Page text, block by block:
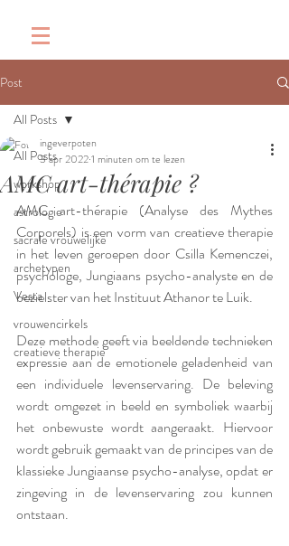
&
Post
All Posts
workshop
astrologie
sacrale vrouwelijke
archetypen
Vesta
vrouwencirkels
creatieve therapie
All Posts
AMC art-thérapie ?
ingeverpoten
3 apr 20221 minuten om te lezen
AMC art-thérapie (Analyse des Mythes
Corporels) is een vorm van creatieve therapie
in het leven geroepen door Csilla Kemenczei,
psychologe, Jungiaans psycho-analyste en de
bezielster van het Instituut Athanor te Luik.
Deze methode geeft via beeldende technieken
expressie aan de emotionele geladenheid van
een individuele levenservaring. De beleving
wordt omgezet in beeld en symboliek waarbij
het onbewuste wordt aangeraakt. Hiervoor
wordt gebruik gemaakt van de principes van de
klassieke Jungiaanse psycho-analyse, opdat er
zingeving in de levenservaring zou kunnen
ontstaan.